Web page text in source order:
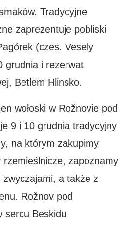
Tradycyjne
zaprezentuje pobliski
(czes. Vesely
grudnia i rezerwat
Betlem Hlinsko.
wołoski w Rožnovie pod
9 i 10 grudnia tradycyjny
na którym zakupimy
rzemieślnicze, zapoznamy
a także z
Rožnov pod
sercu Beskidu